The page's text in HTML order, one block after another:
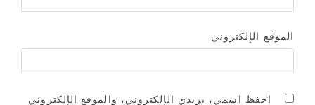
الموقع الإلكتروني
احفظ اسمي، بريدي الإلكتروني، والموقع الإلكتروني